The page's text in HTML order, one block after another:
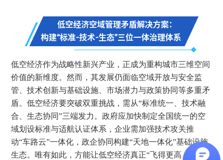
低空经济空域管理矛盾解决方案：
构建“标准-技术-生态”三位一体治理体系
低空经济作为战略性新兴产业，正成为重构城市三维空间
价值的新维度。然而，其发展仍面临空域开放与安全监
管、技术创新与基础设施、市场潜力与政策协同等多重矛
盾。低空经济要突破双重挑战，需从“标准统一、技术融
合、生态协同”三端发力。政府应加快制定全国统一的空
域划设标准与适航认证体系，企业需加强技术攻关推
动“车路云”一体化，政企协同构建“天地一体化”基础设施
生态。唯有如此，方能让低空经济真正“飞得更高、飞得